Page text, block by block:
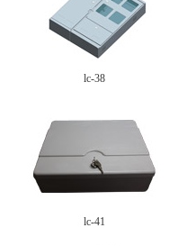
lc-38
lc-41